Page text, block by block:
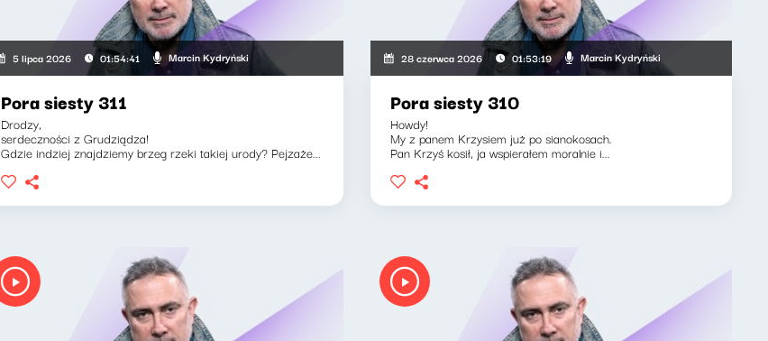
5 lipca 2026 01:54:41 Marcin Kydryński
Pora siesty 311
Drodzy,
serdeczności z Grudziądza!
Gdzie indziej znajdziemy brzeg rzeki takiej urody? Pejzaże...
28 czerwca 2026 01:53:19 Marcin Kydryński
Pora siesty 310
Howdy!
My z panem Krzysiem już po sianokosach.
Pan Krzyś kosił, ja wspierałem moralnie i...